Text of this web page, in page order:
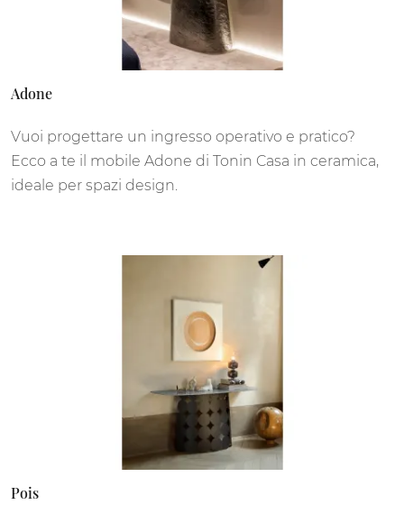
Adone
Vuoi progettare un ingresso operativo e pratico?
Ecco a te il mobile Adone di Tonin Casa in ceramica,
ideale per spazi design.
Pois